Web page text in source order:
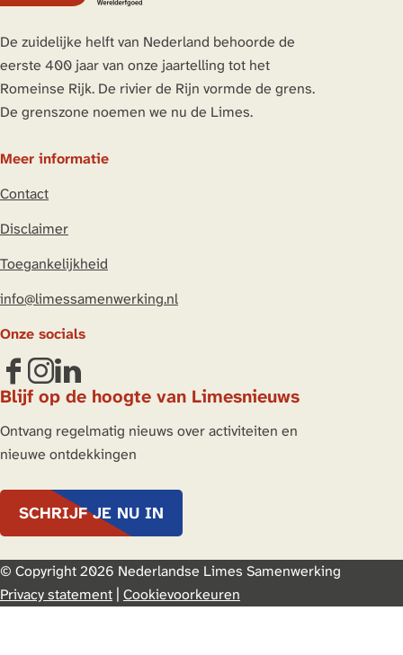
De zuidelijke helft van Nederland behoorde de
eerste 400 jaar van onze jaartelling tot het
Romeinse Rijk. De rivier de Rijn vormde de grens.
De grenszone noemen we nu de Limes.
Meer informatie
Contact
Disclaimer
Toegankelijkheid
info@limessamenwerking.nl
Onze socials
F
a
c
e
o
L
i
I
n
s
t
r
m
L
L
i
n
k
d
I
L
i
Blijf op de hoogte van Limesnieuws
Ontvang regelmatig nieuws over activiteiten en
nieuwe ontdekkingen
SCHRIJF JE NU IN
© Copyright 2026 Nederlandse Limes Samenwerking
Privacy statement Cookievoorkeuren